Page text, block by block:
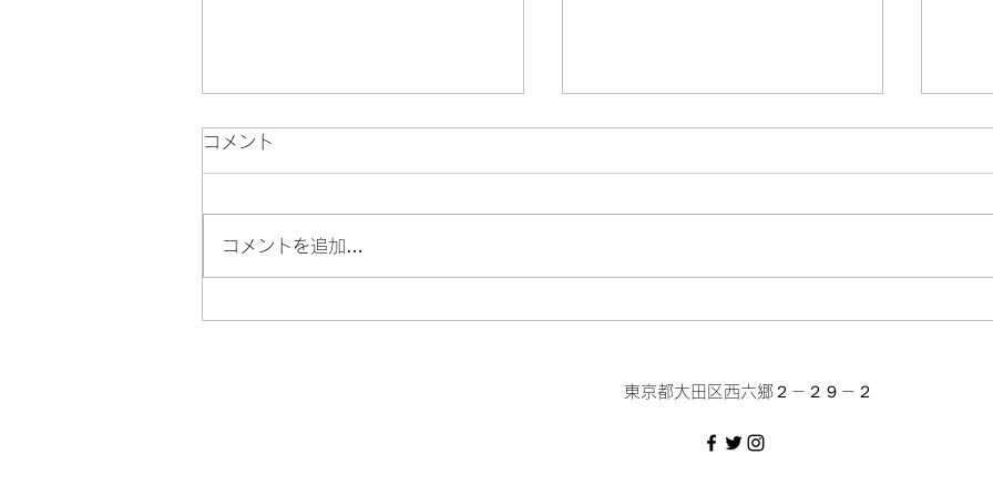
100円de銭湯
コメント
コメントを追加…
​東京都大田区西六郷２－２９－２